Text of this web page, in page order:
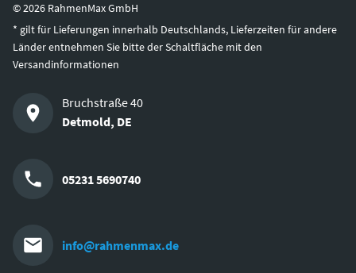
©2026 RahmenMax GmbH
* gilt für Lieferungen innerhalb Deutschlands, Lieferzeiten für andere
Länder entnehmen Sie bitte der Schaltfläche mit den
Versandinformationen
Bruchstraße 40
Detmold, DE
05231 5690740
info@rahmenmax.de